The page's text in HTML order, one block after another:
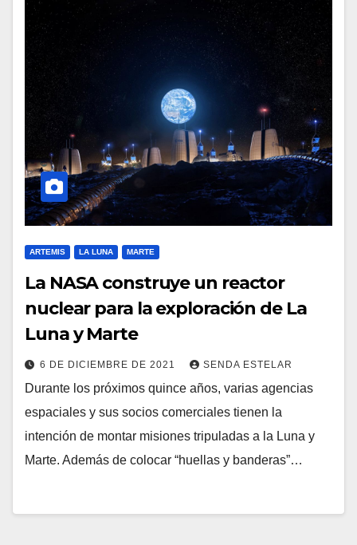
ARTEMIS LA LUNA MARTE
La NASA construye un reactor
nuclear para la exploración de La
Luna y Marte
6 DE DICIEMBRE DE 2021 SENDA ESTELAR
Durante los próximos quince años, varias agencias
espaciales y sus socios comerciales tienen la
intención de montar misiones tripuladas a la Luna y
Marte. Además de colocar “huellas y banderas”…